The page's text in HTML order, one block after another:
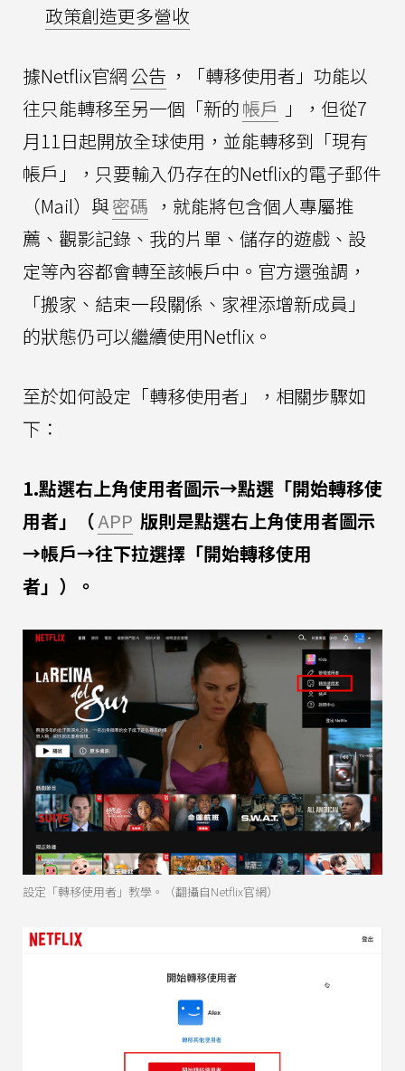
政策創造更多營收
據Netflix官網公告 ，「轉移使用者」功能以
往只能轉移至另一個「新的帳戶 」，但從7
月11日起開放全球使用，並能轉移到「現有
帳戶」，只要輸入仍存在的Netflix的電子郵件
（Mail）與密碼 ，就能將包含個人專屬推
薦、觀影記錄、我的片單、儲存的遊戲、設
定等內容都會轉至該帳戶中。官方還強調，
「搬家、結束一段關係、家裡添增新成員」
的狀態仍可以繼續使用Netflix。
至於如何設定「轉移使用者」，相關步驟如
下：
1.點選右上角使用者圖示→點選「開始轉移使
用者」（APP 版則是點選右上角使用者圖示
→帳戶→往下拉選擇「開始轉移使用
者」）。
設定「轉移使用者」教學。（翻攝自Netflix官網）